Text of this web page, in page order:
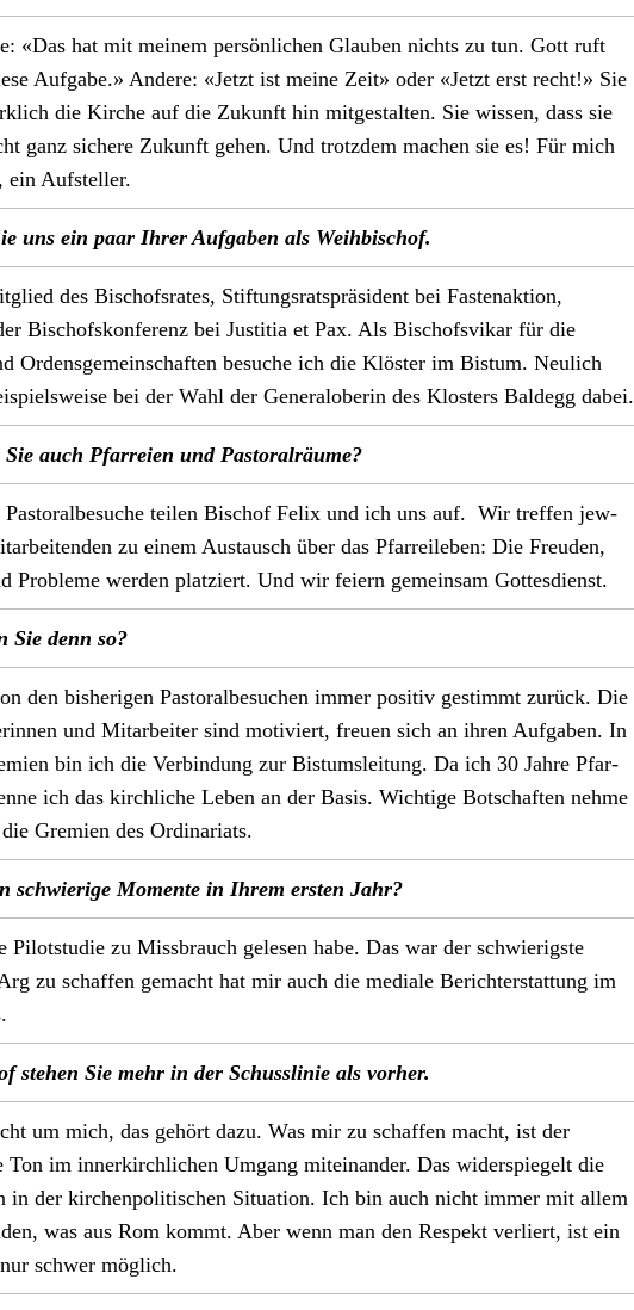
«Das hat mit meinem per­sön­lichen Glauben nichts zu tun. Gott ruft
Auf­gabe.» Andere: «Jet­zt ist meine Zeit» oder «Jet­zt erst recht!» Sie
die Kirche auf die Zukun­ft hin mit­gestal­ten. Sie wis­sen, dass sie
ganz sichere Zukun­ft gehen. Und trotz­dem machen sie es! Für mich
ein Auf­steller.
uns ein paar Ihrer Auf­gaben als Wei­h­bischof.
des Bischof­s­rates, Stiftungsrat­spräsi­dent bei Fas­te­nak­tion,
Bischof­skon­ferenz bei Justi­tia et Pax. Als Bischofsvikar für die
Ordens­ge­mein­schaften besuche ich die Klöster im Bis­tum. Neulich
bei der Wahl der Gen­er­aloberin des Klosters Baldegg dabei.
Sie auch Pfar­reien und Pas­toral­räume?
Pas­toralbe­suche teilen Bischof Felix und ich uns auf. Wir tre­f­fen jew­
zu einem Aus­tausch über das Pfar­reileben: Die Freuden,
Prob­leme wer­den platziert. Und wir feiern gemein­sam Gottes­di­enst.
Sie denn so?
den bish­eri­gen Pas­toralbe­suchen immer pos­i­tiv ges­timmt zurück. Die
und Mitar­beit­er sind motiviert, freuen sich an ihren Auf­gaben. In
bin ich die Verbindung zur Bis­tum­sleitung. Da ich 30 Jahre Pfar­
ich das kirch­liche Leben an der Basis. Wichtige Botschaften nehme
Gremien des Ordi­nar­i­ats.
schwierige Momente in Ihrem ersten Jahr?
Pilot­studie zu Miss­brauch gele­sen habe. Das war der schwierig­ste
zu schaf­fen gemacht hat mir auch die medi­ale Berichter­stat­tung im
ste­hen Sie mehr in der Schus­slin­ie als vorher.
um mich, das gehört dazu. Was mir zu schaf­fen macht, ist der
Ton im innerkirch­lichen Umgang miteinan­der. Das wider­spiegelt die
in der kirchen­poli­tis­chen Sit­u­a­tion. Ich bin auch nicht immer mit allem
was aus Rom kommt. Aber wenn man den Respekt ver­liert, ist ein
schw­er möglich.